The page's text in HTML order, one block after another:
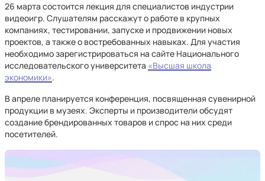
26 марта состоится лекция для специалистов индустрии
видеоигр. Слушателям расскажут о работе в крупных
компаниях, тестировании, запуске и продвижении новых
проектов, а также о востребованных навыках. Для участия
необходимо зарегистрироваться на сайте Национального
исследовательского университета «Высшая школа
экономики».
В апреле планируется конференция, посвященная сувенирной
продукции в музеях. Эксперты и производители обсудят
создание брендированных товаров и спрос на них среди
посетителей.